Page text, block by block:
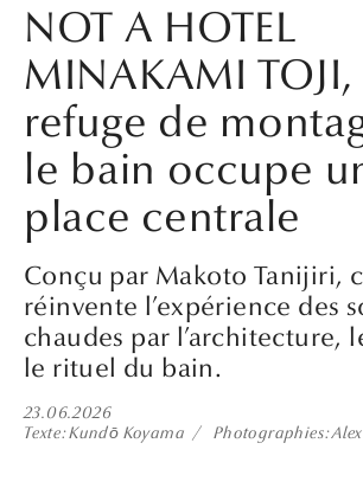
NOT A HOTEL
MINAKAMI TOJI,
refuge de
le bain occupe
place centrale
Conçu par Makoto Tanijiri,
réinvente l’expérience des
chaudes par l’architecture,
le rituel du bain.
23.06.2026
Texte Kundō Koyama Photographies